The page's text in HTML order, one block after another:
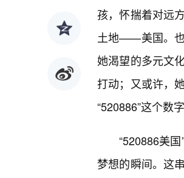
孩，怀揣着对远
土地——美国。也
她渴望的多元文
打动；又或许，
“520886”这个数
“520886美
梦想的瞬间。这